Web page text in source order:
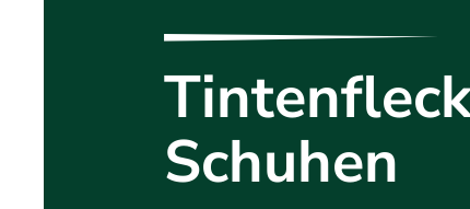
Schuhen